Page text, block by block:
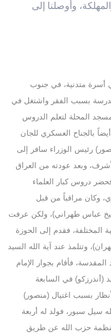
وأوصلنا إلى
علي (أندرزكو) في عام 1937م، في أسرة متدنية، في جنوب
بسبب الفقر واشتغل في
المحلة لتعلم الدروس
بالجناح العسكري للجان
رئيس الوزراء سافر إلى
وبعد عودته من العراق
دروس كبار العلماء
وكان مراقباً من قبل
عباس طهراني)، ولكن عرفت
المختلفة، فقدم إلى الحوزة
وتتلمذ عند آية الله السيد
فأقام بجوار الإمام
(أندرزكو) في السابعة
بسبب اغتيال (منصور)
سيل سبور، فولد له أربعة
حزب الله عن طريق